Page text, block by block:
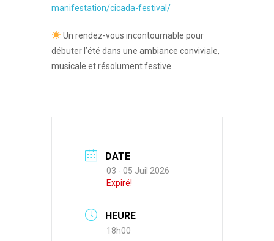
manifestation/cicada-festival/
Un rendez-vous incontournable pour
débuter l’été dans une ambiance conviviale,
musicale et résolument festive.
DATE
03 - 05 Juil 2026
Expiré!
HEURE
18h00